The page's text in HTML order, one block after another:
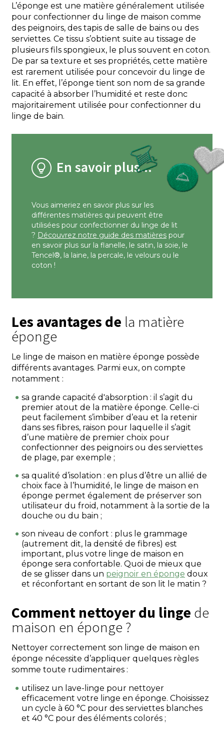
L’éponge est une matière généralement utilisée
pour confectionner du linge de maison comme
des peignoirs, des tapis de salle de bains ou des
serviettes. Ce tissu s’obtient suite au tissage de
plusieurs fils spongieux, le plus souvent en coton.
De par sa texture et ses propriétés, cette matière
est rarement utilisée pour concevoir du linge de
lit. En effet, l’éponge tient son nom de sa grande
capacité à absorber l’humidité et reste donc
majoritairement utilisée pour confectionner du
linge de bain.
En savoir plus...
Vous aimeriez en savoir plus sur les
différentes matières qui peuvent être
utilisées pour confectionner du linge de lit
? Découvrez notre guide des matières pour
en savoir plus sur la flanelle, le satin, la soie, le
Tencel®, la laine, la percale, le velours ou le
coton !
Les avantages de la matière
éponge
Le linge de maison en matière éponge possède
différents avantages. Parmi eux, on compte
notamment :
sa grande capacité d'absorption : il s’agit du
premier atout de la matière éponge. Celle-ci
peut facilement s’imbiber d’eau et la retenir
dans ses fibres, raison pour laquelle il s’agit
d’une matière de premier choix pour
confectionner des peignoirs ou des serviettes
de plage, par exemple ;
sa qualité d’isolation : en plus d’être un allié de
choix face à l’humidité, le linge de maison en
éponge permet également de préserver son
utilisateur du froid, notamment à la sortie de la
douche ou du bain ;
son niveau de confort : plus le grammage
(autrement dit, la densité de fibres) est
important, plus votre linge de maison en
éponge sera confortable. Quoi de mieux que
de se glisser dans un peignoir en éponge doux
et réconfortant en sortant de son lit le matin ?
Comment nettoyer du linge de
maison en éponge ?
Nettoyer correctement son linge de maison en
éponge nécessite d’appliquer quelques règles
somme toute rudimentaires :
utilisez un lave-linge pour nettoyer
efficacement votre linge en éponge. Choisissez
un cycle à 60 °C pour des serviettes blanches
et 40 °C pour des éléments colorés ;